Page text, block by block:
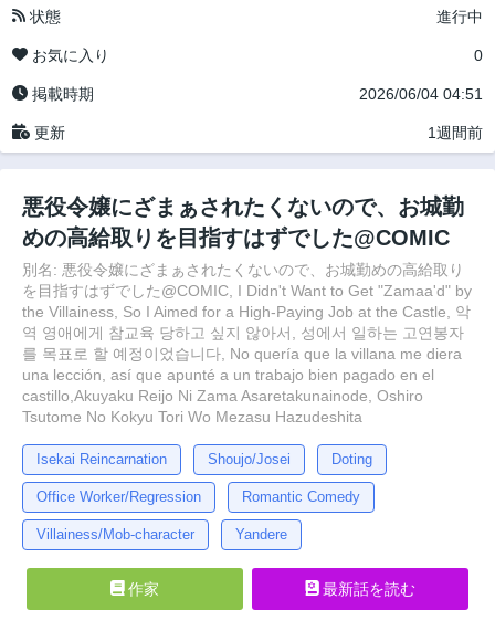
状態 進行中
お気に入り 0
掲載時期 2026/06/04 04:51
更新 1週間前
悪役令嬢にざまぁされたくないので、お城勤
めの高給取りを目指すはずでした@COMIC
別名: 悪役令嬢にざまぁされたくないので、お城勤めの高給取り
を目指すはずでした@COMIC, I Didn't Want to Get "Zamaa'd" by
the Villainess, So I Aimed for a High-Paying Job at the Castle, 악
역 영애에게 참교육 당하고 싶지 않아서, 성에서 일하는 고연봉자
를 목표로 할 예정이었습니다, No quería que la villana me diera
una lección, así que apunté a un trabajo bien pagado en el
castillo,Akuyaku Reijo Ni Zama Asaretakunainode, Oshiro
Tsutome No Kokyu Tori Wo Mezasu Hazudeshita
Isekai Reincarnation Shoujo/Josei Doting
Office Worker/Regression Romantic Comedy
Villainess/Mob-character Yandere
作家 最新話を読む